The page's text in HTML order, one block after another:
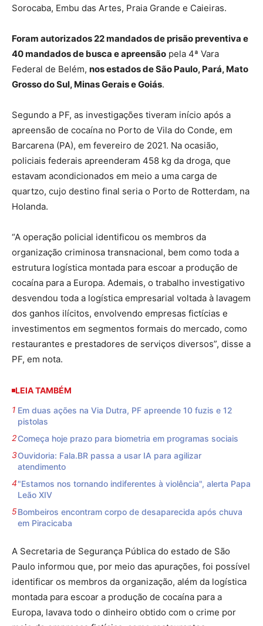
Sorocaba, Embu das Artes, Praia Grande e Caieiras.
Foram autorizados 22 mandados de prisão preventiva e
40 mandados de busca e apreensão pela 4ª Vara
Federal de Belém, nos estados de São Paulo, Pará, Mato
Grosso do Sul, Minas Gerais e Goiás.
Segundo a PF, as investigações tiveram início após a
apreensão de cocaína no Porto de Vila do Conde, em
Barcarena (PA), em fevereiro de 2021. Na ocasião,
policiais federais apreenderam 458 kg da droga, que
estavam acondicionados em meio a uma carga de
quartzo, cujo destino final seria o Porto de Rotterdam, na
Holanda.
“A operação policial identificou os membros da
organização criminosa transnacional, bem como toda a
estrutura logística montada para escoar a produção de
cocaína para a Europa. Ademais, o trabalho investigativo
desvendou toda a logística empresarial voltada à lavagem
dos ganhos ilícitos, envolvendo empresas fictícias e
investimentos em segmentos formais do mercado, como
restaurantes e prestadores de serviços diversos”, disse a
PF, em nota.
LEIA TAMBÉM
Em duas ações na Via Dutra, PF apreende 10 fuzis e 12
pistolas
Começa hoje prazo para biometria em programas sociais
Ouvidoria: Fala.BR passa a usar IA para agilizar
atendimento
"Estamos nos tornando indiferentes à violência", alerta Papa
Leão XIV
Bombeiros encontram corpo de desaparecida após chuva
em Piracicaba
A Secretaria de Segurança Pública do estado de São
Paulo informou que, por meio das apurações, foi possível
identificar os membros da organização, além da logística
montada para escoar a produção de cocaína para a
Europa, lavava todo o dinheiro obtido com o crime por